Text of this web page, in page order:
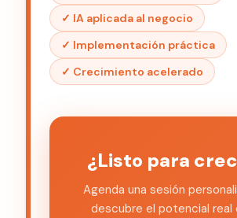
✓ IA aplicada al negocio
✓ Implementación práctica
✓ Crecimiento acelerado
¿Listo para
Agenda una sesión
descubre el potencial real